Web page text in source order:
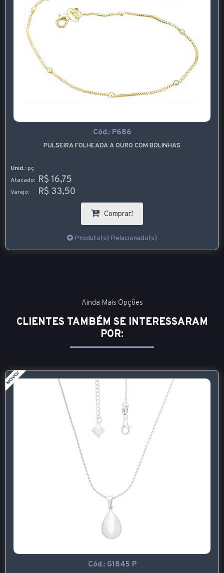
Cód.: P686
PULSEIRA FOLHEADA A OURO COM BOLINHAS
Unid.: pç
Atacado: R$ 16,75
Varejo: R$ 33,50
Comprar!
Produto(s) Relacionado(s)
Ainda Mais Opções
CLIENTES TAMBÉM SE INTERESSARAM
POR:
Cód.: G1845 P